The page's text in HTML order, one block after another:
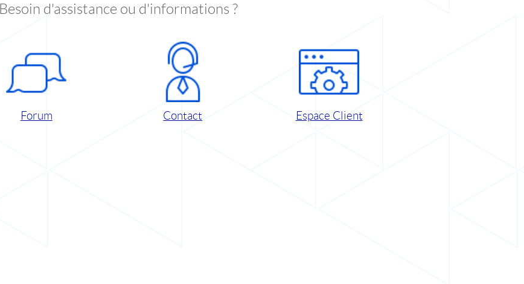
Besoin d'assistance ou d'informations ?
Forum Contact Espace Client